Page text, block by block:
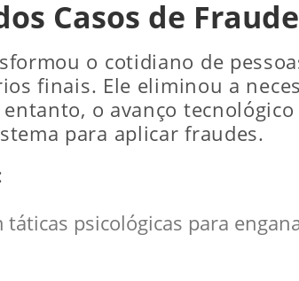
Casos de Fraude
o cotidiano de
finais. Ele eliminou a
o avanço
para aplicar fraudes.
táticas psicológicas para